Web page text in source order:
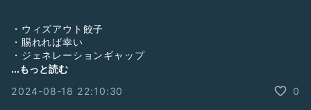
・ウィズアウト餃子
・賜れれば幸い
・ジェネレーションギャップ
・映るんですの思い出
...もっと読む
2024-08-18 22:10:30
0